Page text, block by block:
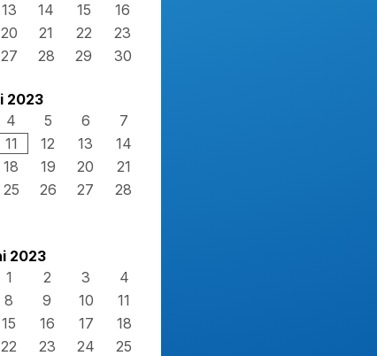
13 14 15
16
20 21 22
23
27 28 29 30
2023
4 5 6
7
11 12 13
14
18 19 20
21
25 26 27
28
2023
1
2 3
4
8 9 10
11
15 16 17
18
22 23 24
25